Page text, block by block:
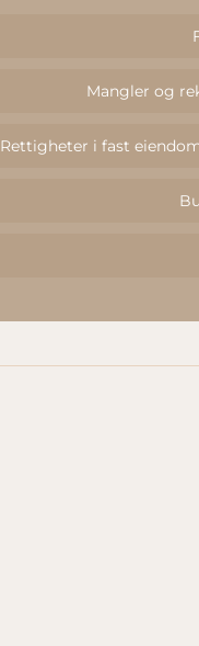
Mangler og
Rettigheter i fast